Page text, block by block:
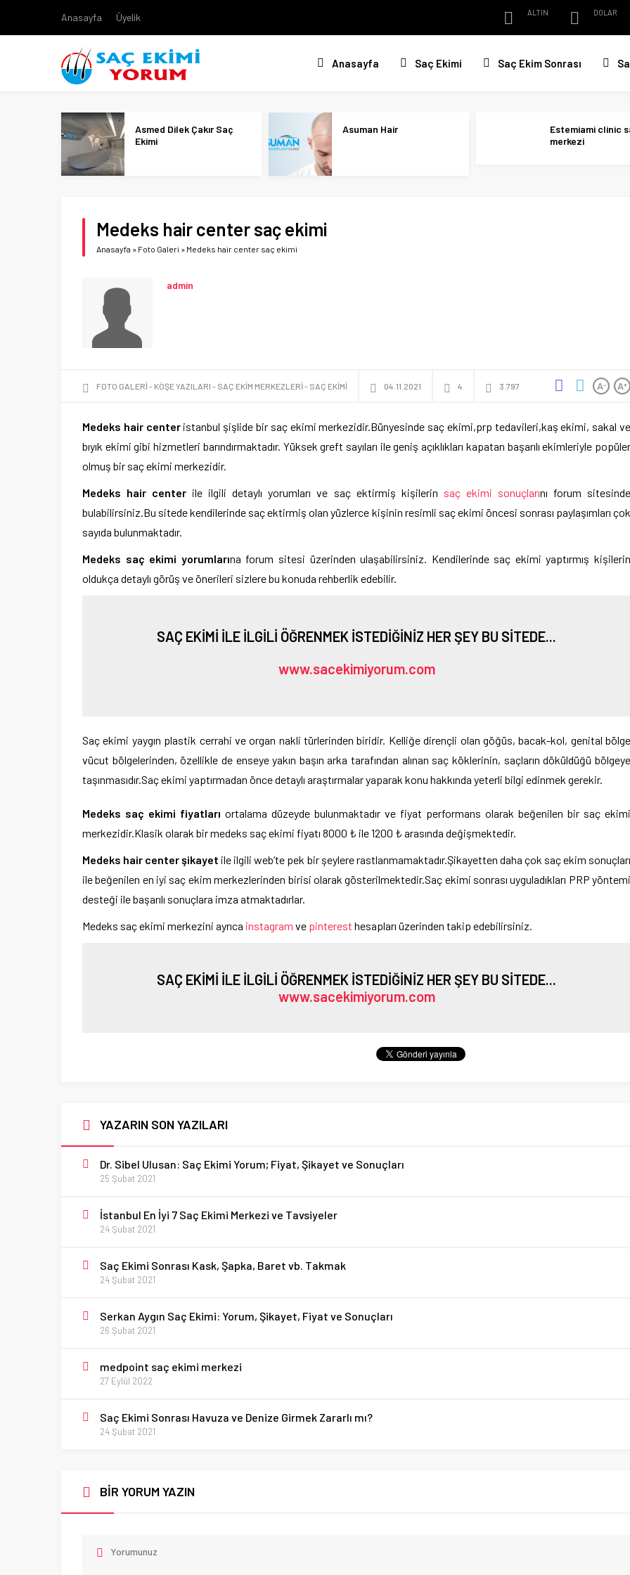
Anasayfa Üyelik ALTIN DOLAR
Anasayfa Saç Ekimi Saç Ekim Sonrası
Asmed Dilek Çakır Saç
Ekimi
Asuman Hair
Estemiami clinic
merkezi
Medeks hair center saç ekimi
Anasayfa » Foto Galeri » Medeks hair center saç ekimi
admin
FOTO GALERI KÖŞE YAZILARI SAÇ EKIM MERKEZLERI SAÇ EKIMI 04.11.2021 4 3.797 A+
A-
Medeks hair centeristanbul şişlide bir saç ekimi merkezidir.Bünyesinde saç ekimi,prp tedavileri,kaş ekimi, sakal ve
bıyık ekimi gibi hizmetleri barındırmaktadır. Yüksek greft sayıları ile geniş açıklıkları kapatan başarılı ekimleriyle popüler
olmuş bir saç ekimi merkezidir.
Medeks hair center ile ilgili detaylı yorumları ve saç ektirmiş kişilerin saç ekimi sonuçlarını forum sitesinde
bulabilirsiniz.Bu sitede kendilerinde saç ektirmiş olan yüzlerce kişinin resimli saç ekimi öncesi sonrası paylaşımları çok
sayıda bulunmaktadır.
Medeks saç ekimi yorumlarına forum sitesi üzerinden ulaşabilirsiniz. Kendilerinde saç ekimi yaptırmış kişilerin
oldukça detaylı görüş ve önerileri sizlere bu konuda rehberlik edebilir.
SAÇ EKİMİ İLE İLGİLİ ÖĞRENMEK İSTEDİĞİNİZ HER ŞEY BU SİTEDE...
www.sacekimiyorum.com
Saç ekimi yaygın plastik cerrahi ve organ nakli türlerinden biridir. Kelliğe dirençli olan göğüs, bacak-kol, genital bölge
vücut bölgelerinden, özellikle de enseye yakın başın arka tarafından alınan saç köklerinin, saçların döküldüğü bölgeye
taşınmasıdır.Saç ekimi yaptırmadan önce detaylı araştırmalar yaparak konu hakkında yeterli bilgi edinmek gerekir.
Medeks saç ekimi fiyatları ortalama düzeyde bulunmaktadır ve fiyat performans olarak beğenilen bir saç ekimi
merkezidir.Klasik olarak bir medeks saç ekimi fiyatı 8000 ₺ ile 1200 ₺ arasında değişmektedir.
Medeks hair center şikayet ile ilgili web’te pek bir şeylere rastlanmamaktadır.Şikayetten daha çok saç ekim sonuçları
ile beğenilen en iyi saç ekim merkezlerinden birisi olarak gösterilmektedir.Saç ekimi sonrası uyguladıkları PRP yöntemi
desteği ile başarılı sonuçlara imza atmaktadırlar.
Medeks saç ekimi merkezini ayrıca instagram ve pinterest hesapları üzerinden takip edebilirsiniz.
SAÇ EKİMİ İLE İLGİLİ ÖĞRENMEK İSTEDİĞİNİZ HER ŞEY BU SİTEDE...
www.sacekimiyorum.com
YAZARIN SON YAZILARI
Dr. Sibel Ulusan: Saç Ekimi Yorum; Fiyat, Şikayet ve Sonuçları
25 Şubat 2021
İstanbul En İyi 7 Saç Ekimi Merkezi ve Tavsiyeler
24 Şubat 2021
Saç Ekimi Sonrası Kask, Şapka, Baret vb. Takmak
24 Şubat 2021
Serkan Aygın Saç Ekimi: Yorum, Şikayet, Fiyat ve Sonuçları
26 Şubat 2021
medpoint saç ekimi merkezi
27 Eylül 2022
Saç Ekimi Sonrası Havuza ve Denize Girmek Zararlı mı?
24 Şubat 2021
BİR YORUM YAZIN